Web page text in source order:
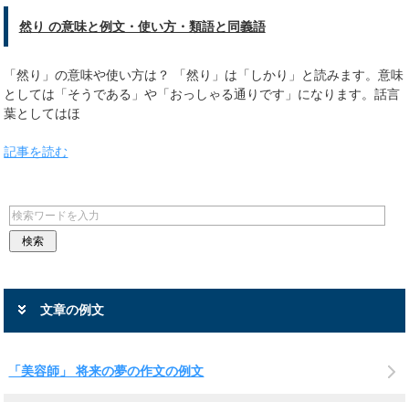
然り の意味と例文・使い方・類語と同義語
「然り」の意味や使い方は？ 「然り」は「しかり」と読みます。意味
としては「そうである」や「おっしゃる通りです」になります。話言
葉としてはほ
記事を読む
文章の例文
「美容師」 将来の夢の作文の例文